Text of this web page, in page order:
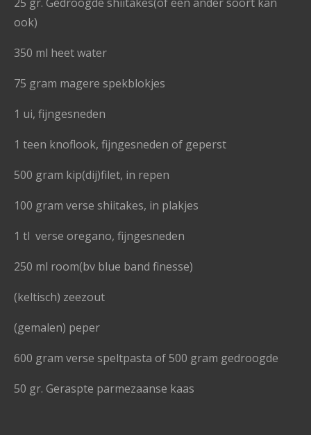
ook)
350 ml heet water
75 gram magere spekblokjes
1 ui, fijngesneden
1 teen knoflook, fijngesneden of geperst
500 gram kip(dij)filet, in repen
100 gram verse shiitakes, in plakjes
1 tl verse oregano, fijngesneden
250 ml room(bv blue band finesse)
(keltisch) zeezout
(gemalen) peper
600 gram verse speltpasta of 500 gram gedroogde
50 gr. Geraspte parmezaanse kaas